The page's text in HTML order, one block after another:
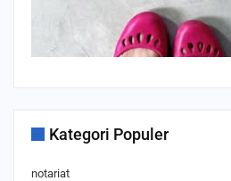
Kategori Populer
notariat